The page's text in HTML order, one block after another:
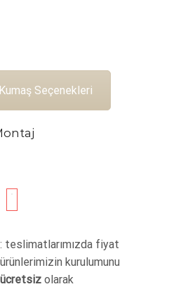
Seçenekleri
teslimatlarımızda fiyat
ürünlerimizin kurulumunu
ücretsiz olarak